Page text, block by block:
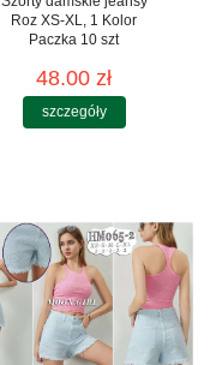
Roz XS-XL, 1 Kolor
Paczka 10 szt
48.00 zł
szczegóły